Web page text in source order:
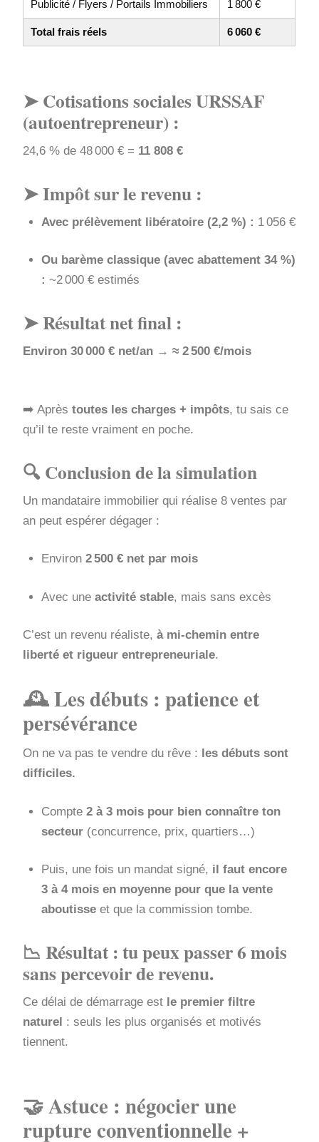
Publicité / Flyers / Portails Immobiliers 1 800 €
Total frais réels 6 060 €
➤ Cotisations sociales URSSAF
(autoentrepreneur) :
24,6 % de 48 000 € = 11 808 €
➤ Impôt sur le revenu :
Avec prélèvement libératoire (2,2 %) : 1 056 €
Ou barème classique (avec abattement 34 %)
: ~2 000 € estimés
➤ Résultat net final :
Environ 30 000 € net/an →≈ 2 500 €/mois
➡️ Aprèstoutes les charges + impôts, tu sais ce
qu’il te reste vraiment en poche.
🔍 Conclusion de la simulation
Un mandataire immobilier qui réalise 8 ventes par
an peut espérer dégager :
Environ 2 500 € net par mois
Avec une activité stable, mais sans excès
C’est un revenu réaliste,à mi-chemin entre
liberté et rigueur entrepreneuriale.
🕰️ Les débuts : patience et
persévérance
On ne va pas te vendre du rêve :
les débuts sont
difficiles.
Compte 2 à 3 mois pour bien connaître ton
secteur(concurrence, prix, quartiers…)
Puis, une fois un mandat signé, il faut encore
3 à 4 mois en moyenne pour que la vente
aboutisseet que la commission tombe.
📉 Résultat : tu peux passer6 mois
sans percevoir de revenu.
Ce délai de démarrage est le premier filtre
naturel : seuls les plus organisés et motivés
tiennent.
🤝 Astuce : négocier une
rupture conventionnelle +